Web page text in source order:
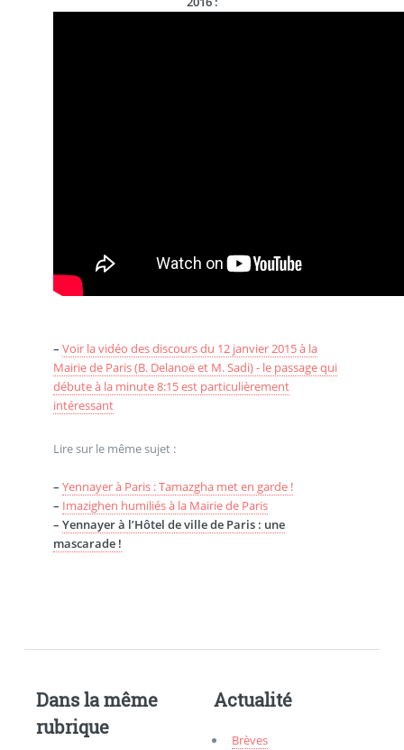
– Voir la vidéo des discours du 12 janvier 2015 à la
Mairie de Paris (B. Delanoë et M. Sadi) - le passage qui
débute à la minute 8:15 est particulièrement
intéressant
Lire sur le même sujet :
– Yennayer à Paris : Tamazgha met en garde !
– Imazighen humiliés à la Mairie de Paris
– Yennayer à l’Hôtel de ville de Paris : une
mascarade !
Dans la même
rubrique
Actualité
Brèves